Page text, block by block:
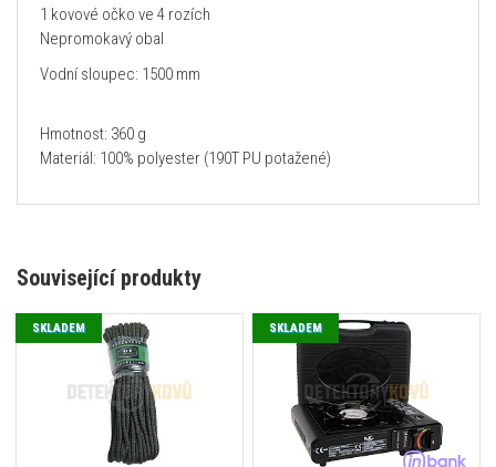
1 kovové očko ve 4 rozích
Nepromokavý obal
Vodní sloupec: 1500 mm
Hmotnost: 360 g
Materiál: 100% polyester (190T PU potažené)
Související produkty
SKLADEM SKLADEM